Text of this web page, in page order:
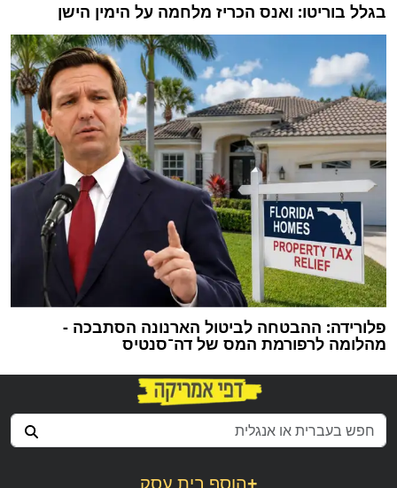
בגלל בוריטו: ואנס הכריז מלחמה על הימין הישן
פלורידה: ההבטחה לביטול הארנונה הסתבכה -
מהלומה לרפורמת המס של דה־סנטיס
הוסף בית עסק+